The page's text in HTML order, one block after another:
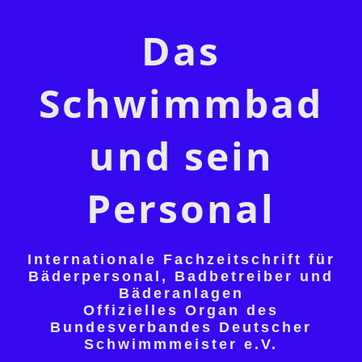
Das
Schwimmbad
und sein
Personal
Internationale Fachzeitschrift für
Bäderpersonal, Badbetreiber und
Bäderanlagen
Offizielles Organ des
Bundesverbandes Deutscher
Schwimmmeister e.V.